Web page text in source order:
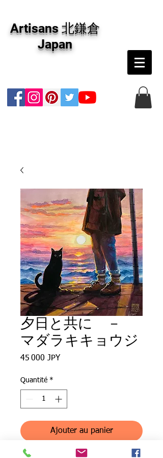
版画・切り絵など、コンテンポラリー並びにフ
ァインアートのオンライン販売をしています。
日本国内の抽象画・具象画の画家に加え、海外
のアーティストの作品もお取り寄せ頂けます。
インテリアとして、大切な方へのギフトとし
Artisans 北鎌倉
Japan
夕日と共に －
マダラキキョウジ
45 000 JPYPrix
Quantité *
Ajouter au panier